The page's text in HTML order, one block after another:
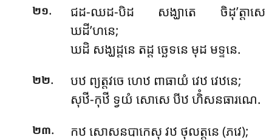
២១.
ជដ-ឈដ-បិដ សង្ឃាតេ ចិដុ’ត្តាសេ
ឃដី’ហនេ;
ឃដិ សង្ឃដ្ដនេ តដ្ដ ច្ឆេទនេ មុដ មទ្ទនេ.
២២.
បឋ ព្យត្តវចេ ហេឋ ពាធាយំ វេឋ វេឋនេ;
សុឋី-កុឋី ទ្វយំ សោសេ បីឋ ហិំសនធារណេ.
២៣.
កឋ សោសនបាកេសុ វឋ ថុលត្តនេ (ភវេ);